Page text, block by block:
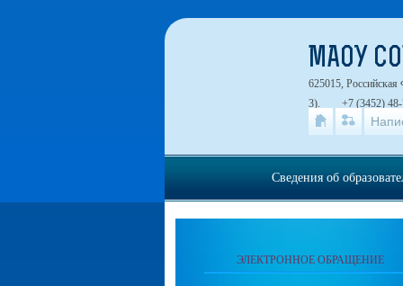
ЭЛЕКТРОННОЕ ОБРАЩЕНИЕ
МАОУ
625015,
3).
+7 (3452)
Сведения об